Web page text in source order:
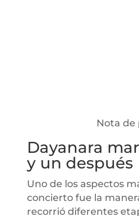
Nota de
Dayanara
y un después
Uno de los aspectos
concierto fue la
recorrió diferentes